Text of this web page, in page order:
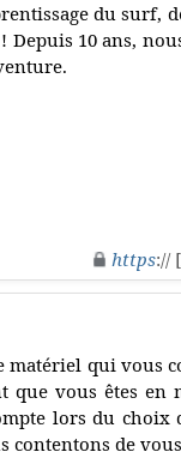
du surf,
10 ans,
https://
matériel qui vous
que vous êtes
lors du choix
contentons de